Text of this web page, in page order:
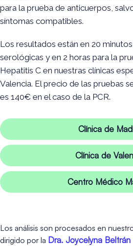
para la prueba de anticuerpos,
síntomas compatibles.
Los resultados están en 20
serológicas y en 2 horas para la
Hepatitis C en nuestras clínicas
Valencia. El precio de las pruebas
es 140€ en el caso de la PCR.
Clínica de
Clínica de
Centro Médico
Los análisis son procesados en
dirigido por la Dra. Joycelyna